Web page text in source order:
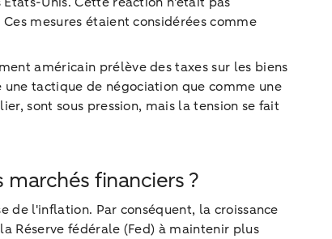
mesures étaient considérées comme
américain prélève des taxes sur les biens
tactique de négociation que comme une
sont sous pression, mais la tension se fait
financiers ?
de l'inflation. Par conséquent, la croissance
Réserve fédérale (Fed) à maintenir plus